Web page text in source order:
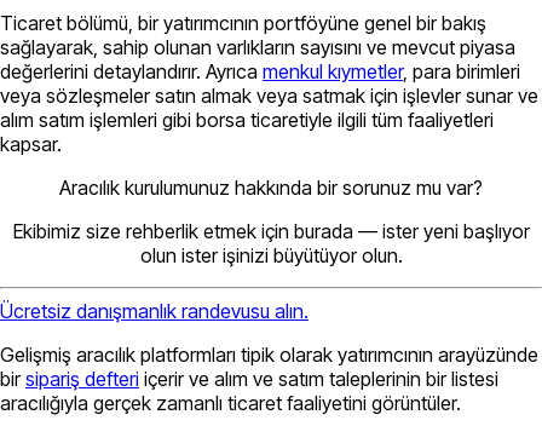
Ticaret bölümü, bir yatırımcının portföyüne genel bir bakış
sağlayarak, sahip olunan varlıkların sayısını ve mevcut piyasa
değerlerini detaylandırır. Ayrıca menkul kıymetler, para birimleri
veya sözleşmeler satın almak veya satmak için işlevler sunar ve
alım satım işlemleri gibi borsa ticaretiyle ilgili tüm faaliyetleri
kapsar.
Aracılık kurulumunuz hakkında bir sorunuz mu var?
Ekibimiz size rehberlik etmek için burada — ister yeni başlıyor
olun ister işinizi büyütüyor olun.
Ücretsiz danışmanlık randevusu alın.
Gelişmiş aracılık platformları tipik olarak yatırımcının arayüzünde
birsipariş defteri içerir ve alım ve satım taleplerinin bir listesi
aracılığıyla gerçek zamanlı ticaret faaliyetini görüntüler.